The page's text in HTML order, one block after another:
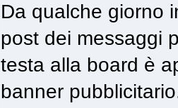
Da qualche giorno
post dei messaggi
testa alla board è
banner